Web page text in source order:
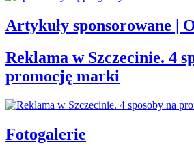
Artykuły sponsorowane |
Reklama w Szczecinie. 4
promocję marki
Fotogalerie